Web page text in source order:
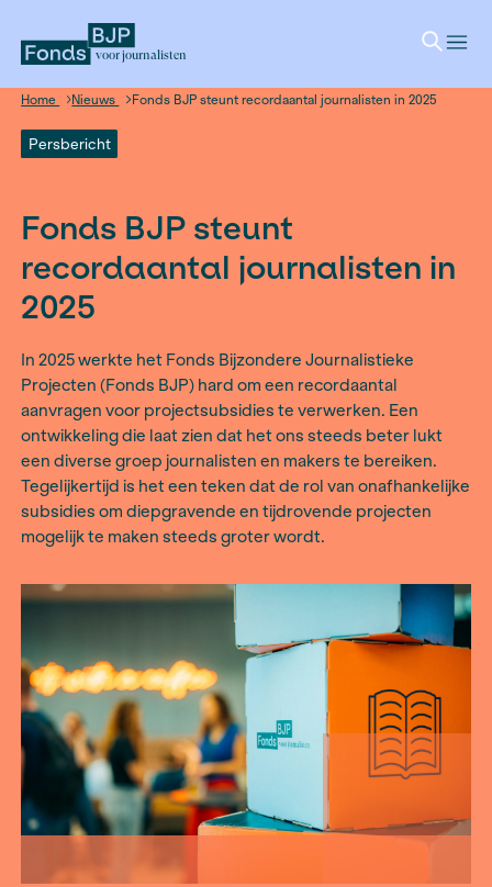
Fonds BJP steunt
recordaantal
2025
In 2025 werkte het Fonds Bijzondere
Projecten (Fonds BJP) hard om een
aanvragen voor projectsubsidies te verwerken.
ontwikkeling die laat zien dat het ons steeds
Tegelijkertijd is het een teken dat de rol van
subsidies om diepgravende en tijdrovende
mogelijk te maken steeds groter wordt.